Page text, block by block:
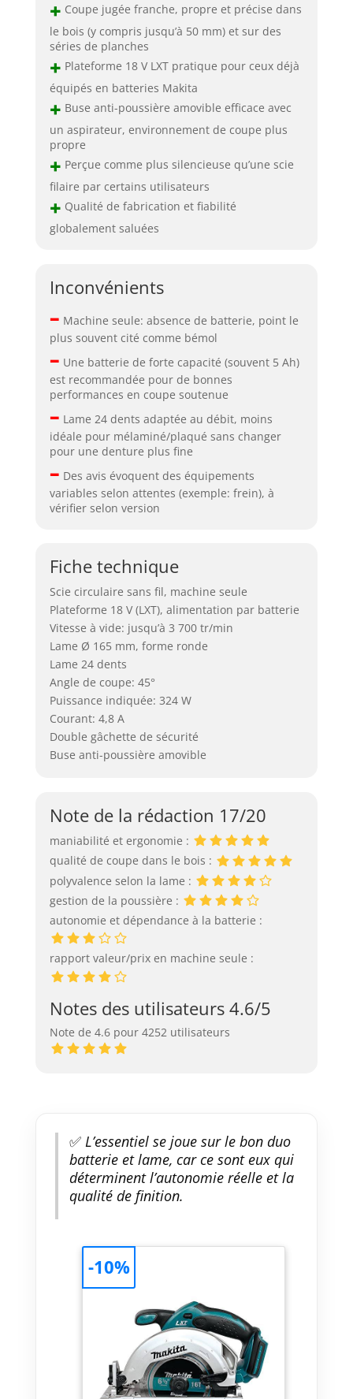
+ Coupe jugée franche, propre et précise dans
le bois (y compris jusqu’à 50 mm) et sur des
séries de planches
+ Plateforme 18 V LXT pratique pour ceux déjà
équipés en batteries Makita
+ Buse anti-poussière amovible efficace avec
un aspirateur, environnement de coupe plus
propre
+ Perçue comme plus silencieuse qu’une scie
filaire par certains utilisateurs
+ Qualité de fabrication et fiabilité
globalement saluées
Inconvénients
– Machine seule: absence de batterie, point le
plus souvent cité comme bémol
– Une batterie de forte capacité (souvent 5 Ah)
est recommandée pour de bonnes
performances en coupe soutenue
– Lame 24 dents adaptée au débit, moins
idéale pour mélaminé/plaqué sans changer
pour une denture plus fine
– Des avis évoquent des équipements
variables selon attentes (exemple: frein), à
vérifier selon version
Fiche technique
Scie circulaire sans fil, machine seule
Plateforme 18 V (LXT), alimentation par batterie
Vitesse à vide: jusqu’à 3 700 tr/min
Lame Ø 165 mm, forme ronde
Lame 24 dents
Angle de coupe: 45°
Puissance indiquée: 324 W
Courant: 4,8 A
Double gâchette de sécurité
Buse anti-poussière amovible
Note de la rédaction 17/20
maniabilité et ergonomie :
qualité de coupe dans le bois :
polyvalence selon la lame :
gestion de la poussière :
autonomie et dépendance à la batterie :
rapport valeur/prix en machine seule :
Notes des utilisateurs 4.6/5
Note de 4.6 pour 4252 utilisateurs
✅L’essentiel se joue sur le bon duo
batterie et lame, car ce sont eux qui
déterminent l’autonomie réelle et la
qualité de finition.
-10%